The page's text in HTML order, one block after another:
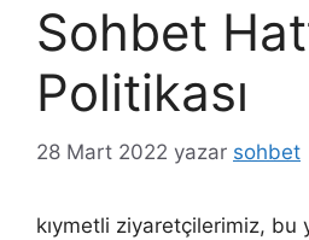
Sohbet
Politikası
28 Mart 2022 yazar sohbet
kıymetli ziyaretçilerimiz, bu